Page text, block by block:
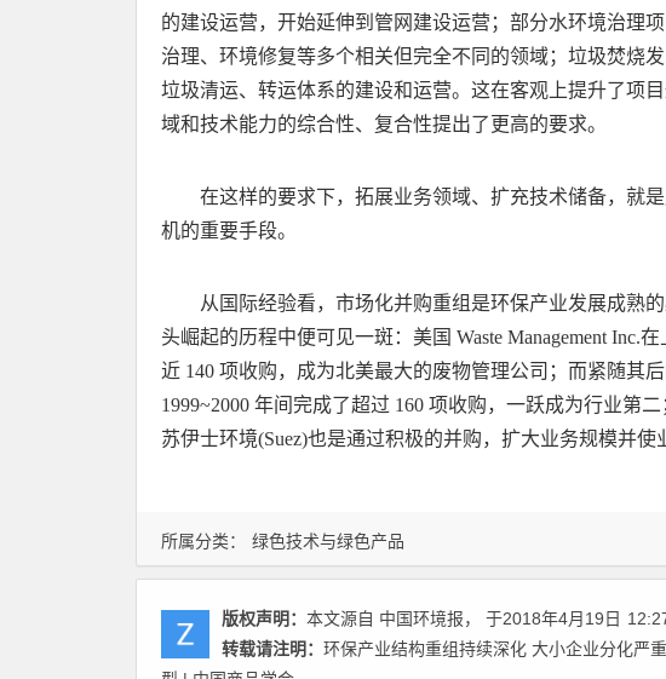
所属分类： 绿色技术与绿色产品
的建设运营，开始延伸到管网建设运营；部分水环境治理
治理、环境修复等多个相关但完全不同的领域；垃圾焚烧
垃圾清运、转运体系的建设和运营。这在客观上提升了项
域和技术能力的综合性、复合性提出了更高的要求。
在这样的要求下，拓展业务领域、扩充技术储备，就
机的重要手段。
从国际经验看，市场化并购重组是环保产业发展成熟
头崛起的历程中便可见一斑：美国 Waste Management Inc.
近 140 项收购，成为北美最大的废物管理公司；而紧随其后
1999~2000 年间完成了超过 160 项收购，一跃成为行业第
苏伊士环境(Suez)也是通过积极的并购，扩大业务规模并使
版权声明： 本文源自 中国环境报， 于2018年4月19日
转载请注明： 环保产业结构重组持续深化 大小企业分化严